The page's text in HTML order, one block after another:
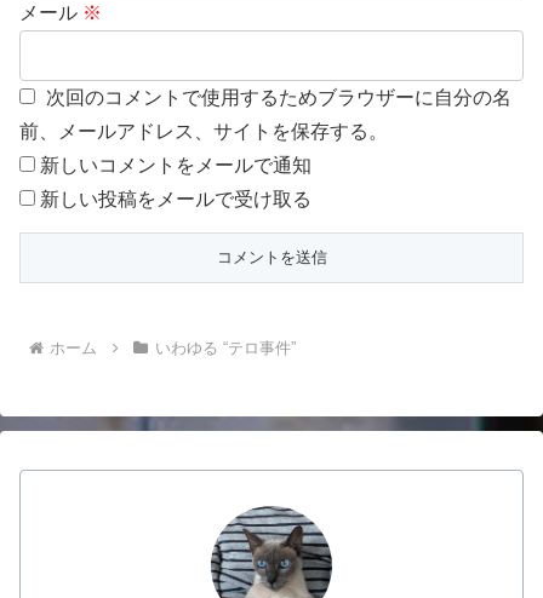
メール ※
次回のコメントで使用するためブラウザーに自分の名
前、メールアドレス、サイトを保存する。
新しいコメントをメールで通知
新しい投稿をメールで受け取る
ホーム いわゆる “テロ事件”